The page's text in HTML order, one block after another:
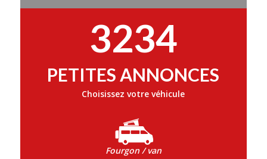
3234
PETITES ANNONCES
Choisissez votre véhicule
Fourgon / van